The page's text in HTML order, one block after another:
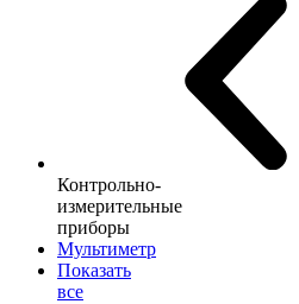
Контрольно-
измерительные
приборы
Мультиметр
Показать
все